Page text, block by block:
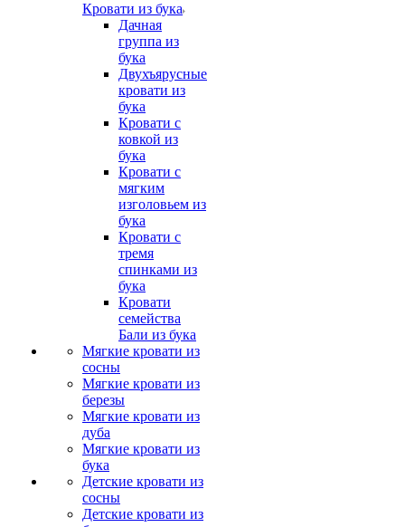
Кровати из бука
Дачная
группа из
бука
Двухъярусные
кровати из
бука
Кровати с
ковкой из
бука
Кровати с
мягким
изголовьем из
бука
Кровати с
тремя
спинками из
бука
Кровати
семейства
Бали из бука
Мягкие кровати из
сосны
Мягкие кровати из
березы
Мягкие кровати из
дуба
Мягкие кровати из
бука
Детские кровати из
сосны
Детские кровати из